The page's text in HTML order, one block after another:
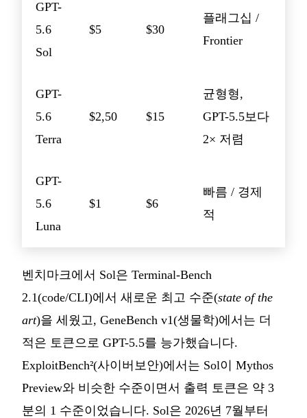
GPT-
5.6
Sol
$5 $30
플래그십 /
Frontier
GPT-
5.6
Terra
$2,50 $15
균형형,
GPT-5.5보다
2× 저렴
GPT-
5.6
Luna
$1 $6
빠름 / 경제
적
벤치마크에서 Sol은 Terminal-Bench
2.1(code/CLI)에서 새로운 최고 수준(state of the
art)을 세웠고, GeneBench v1(생물학)에서는 더
적은 토큰으로 GPT-5.5를 능가했습니다.
ExploitBench²(사이버보안)에서는 Sol이 Mythos
Preview와 비슷한 수준이면서 출력 토큰은 약 3
분의 1 수준이었습니다. Sol은 2026년 7월부터